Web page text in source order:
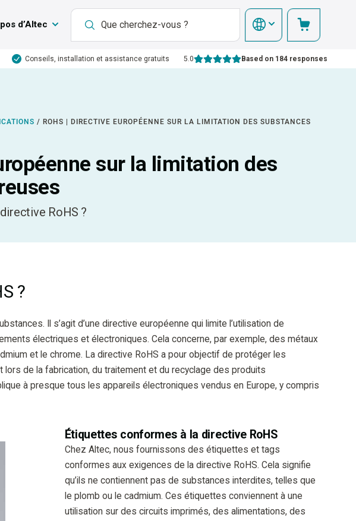
d’Altec
Conseils, installation et assistance gratuits 5.0 Based on 184 responses
/ ROHS | DIRECTIVE EUROPÉENNE SUR LA LIMITATION DES SUBSTANCES
sur la limitation des
RoHS ?
?
Il s’agit d’une directive européenne qui limite l’utilisation de
électriques et électroniques. Cela concerne, par exemple, des métaux
et le chrome. La directive RoHS a pour objectif de protéger les
lors de la fabrication, du traitement et du recyclage des produits
à presque tous les appareils électroniques vendus en Europe, y compris
Étiquettes conformes à la directive RoHS
Chez Altec, nous fournissons des étiquettes et tags
conformes aux exigences de la directive RoHS. Cela signifie
qu’ils ne contiennent pas de substances interdites, telles que
le plomb ou le cadmium. Ces étiquettes conviennent à une
utilisation sur des circuits imprimés, des alimentations, des